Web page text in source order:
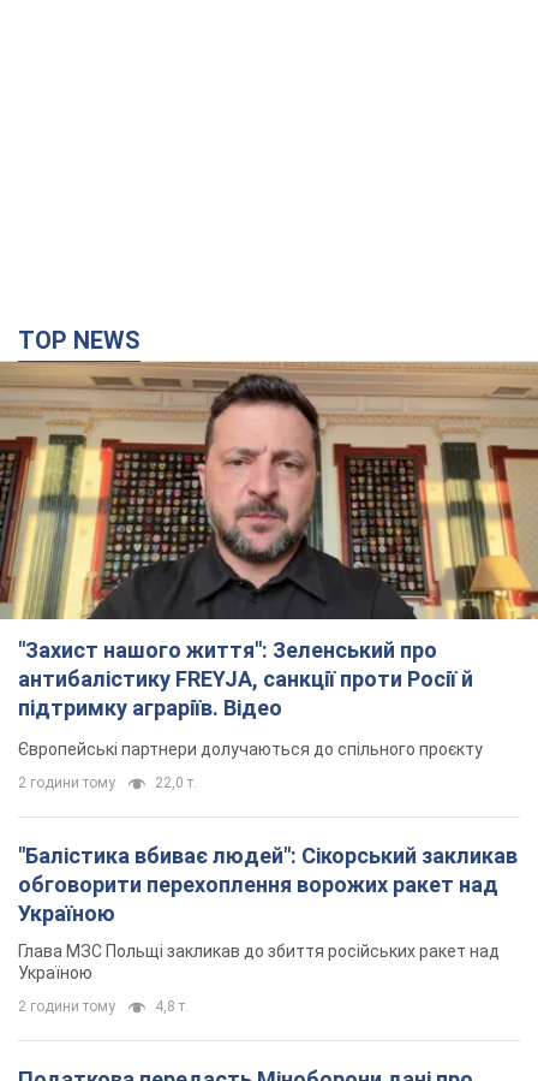
TOP NEWS
"Захист нашого життя": Зеленський про
антибалістику FREYJA, санкції проти Росії й
підтримку аграріїв. Відео
Європейські партнери долучаються до спільного проєкту
2 години тому 22,0 т.
"Балістика вбиває людей": Сікорський закликав
обговорити перехоплення ворожих ракет над
Україною
Глава МЗС Польщі закликав до збиття російських ракет над
Україною
2 години тому 4,8 т.